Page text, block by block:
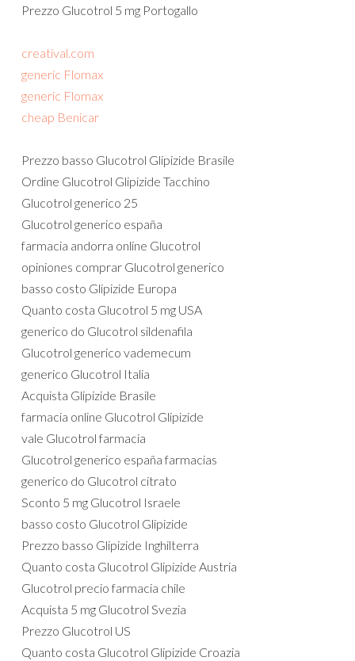
Prezzo Glucotrol 5 mg Portogallo
creatival.com
generic Flomax
generic Flomax
cheap Benicar
Prezzo basso Glucotrol Glipizide Brasile
Ordine Glucotrol Glipizide Tacchino
Glucotrol generico 25
Glucotrol generico españa
farmacia andorra online Glucotrol
opiniones comprar Glucotrol generico
basso costo Glipizide Europa
Quanto costa Glucotrol 5 mg USA
generico do Glucotrol sildenafila
Glucotrol generico vademecum
generico Glucotrol Italia
Acquista Glipizide Brasile
farmacia online Glucotrol Glipizide
vale Glucotrol farmacia
Glucotrol generico españa farmacias
generico do Glucotrol citrato
Sconto 5 mg Glucotrol Israele
basso costo Glucotrol Glipizide
Prezzo basso Glipizide Inghilterra
Quanto costa Glucotrol Glipizide Austria
Glucotrol precio farmacia chile
Acquista 5 mg Glucotrol Svezia
Prezzo Glucotrol US
Quanto costa Glucotrol Glipizide Croazia